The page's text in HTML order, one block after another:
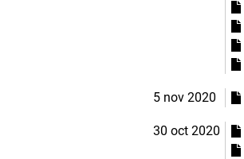
5 nov 2020
30 oct 2020